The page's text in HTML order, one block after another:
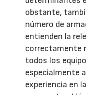
obstante,
número de
entienden la
correctamente
todos los
especialmente
experiencia en